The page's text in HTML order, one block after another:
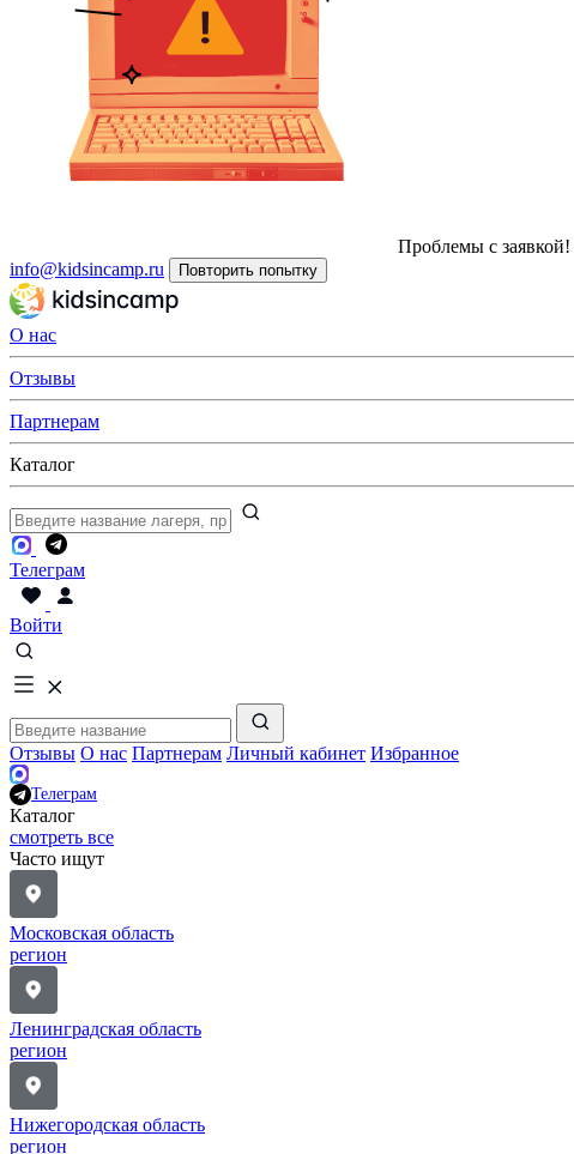
Проблемы с заявкой!
info@kidsincamp.ru
Повторить попытку
О нас
Отзывы
Партнерам
Каталог
Телеграм
Войти
Отзывы О нас Партнерам Личный кабинет Избранное
Телеграм
Каталог
смотреть все
Часто ищут
Московская область
регион
Ленинградская область
регион
Нижегородская область
регион